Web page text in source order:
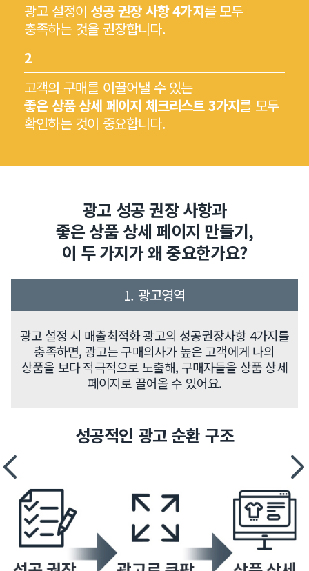
광고 설정이 성공 권장 사항 4가지를 모두
충족하는 것을 권장합니다.
2
고객의 구매를 이끌어낼 수 있는
좋은 상품 상세 페이지 체크리스트 3가지를 모두
확인하는 것이 중요합니다.
광고 성공 권장 사항과
좋은 상품 상세 페이지 만들기,
이 두 가지가 왜 중요한가요?
1. 광고영역
광고 설정 시 매출최적화 광고의 성공권장사항 4가지를
충족하면, 광고는 구매의사가 높은 고객에게 나의
상품을 보다 적극적으로 노출해, 구매자들을 상품 상세
페이지로 끌어올 수 있어요.
성공적인 광고 순환 구조